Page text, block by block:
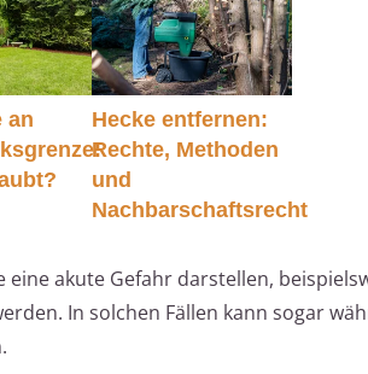
an
Hecke entfernen:
Rechte, Methoden
und
Nachbarschaftsrecht
eine akute Gefahr darstellen,
In solchen Fällen kann sogar